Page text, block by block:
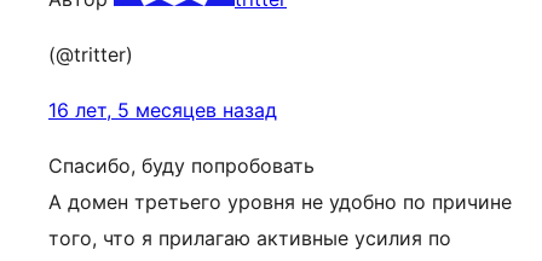
(@tritter)
16 лет, 5 месяцев назад
Спасибо, буду попробовать
А домен третьего уровня не удобно по причине
того, что я прилагаю активные усилия по